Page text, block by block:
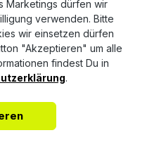
Marketings dürfen wir
verwenden. Bitte
wir einsetzen dürfen
"Akzeptieren" um alle
findest Du in
.